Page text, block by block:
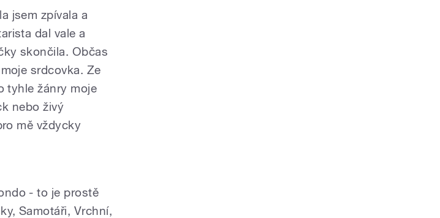
jsem zpívala a
dal vale a
skončila. Občas
srdcovka. Ze
tyhle žánry moje
nebo živý
mě vždycky
- to je prostě
Samotáři, Vrchní,